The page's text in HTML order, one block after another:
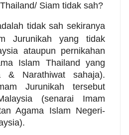
Siam tidak sah?
tidak sah sekiranya
Jurunikah yang tidak
ataupun pernikahan
Islam Thailand yang
& Narathiwat sahaja).
Jurunikah tersebut
(senarai Imam
Agama Islam Negeri-